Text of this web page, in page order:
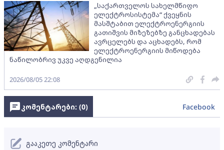
„საქართველოს სახელმწიფო
ელექტროსისტემა“ ქვეყნის
მასშტაბით ელექტროენერგიის
გათიშვის მიზეზებზე განცხადებას
ავრცელებს და აცხადებს, რომ
ელექტროენერგიის მიწოდება
ნაწილობრივ უკვე აღდგენილია
2026/08/05 22:08
კომენტარები: (0) Facebook
გააკეთე კომენტარი